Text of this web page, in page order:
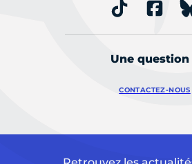
Une question
CONTACTEZ-NOUS